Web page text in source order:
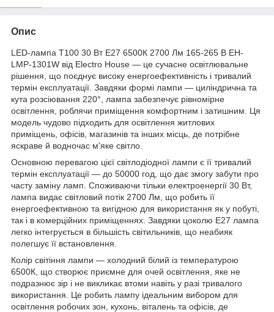
Опис
LED-лампа Т100 30 Вт E27 6500К 2700 Лм 165-265 В EH-
LMP-1301W від Electro House — це сучасне освітлювальне
рішення, що поєднує високу енергоефективність і тривалий
термін експлуатації. Завдяки формі лампи — циліндрична та
кута розсіювання 220°, лампа забезпечує рівномірне
освітлення, роблячи приміщення комфортним і затишним. Ця
модель чудово підходить для освітлення житлових
приміщень, офісів, магазинів та інших місць, де потрібне
яскраве й водночас м'яке світло.
Основною перевагою цієї світлодіодної лампи є її тривалий
термін експлуатації — до 50000 год, що дає змогу забути про
часту заміну ламп. Споживаючи тільки електроенергії 30 Вт,
лампа видає світловий потік 2700 Лм, що робить її
енергоефективною та вигідною для використання як у побуті,
так і в комерційних приміщеннях. Завдяки цоколю E27 лампа
легко інтегрується в більшість світильників, що неабияк
полегшує її встановлення.
Колір світіння лампи — холодний білий із температурою
6500К, що створює приємне для очей освітлення, яке не
подразнює зір і не викликає втоми навіть у разі тривалого
використання. Це робить лампу ідеальним вибором для
освітлення робочих зон, кухонь, віталень та офісів, де